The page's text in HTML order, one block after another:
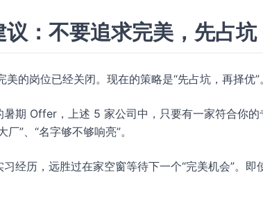
：不要追求完美，先占坑
的岗位已经关闭。现在的策略是“先占坑，再择优”。
期 Offer，上述 5 家公司中，只要有一家符合你
”、“名字够不够响亮”。
经历，远胜过在家空窗等待下一个“完美机会”。